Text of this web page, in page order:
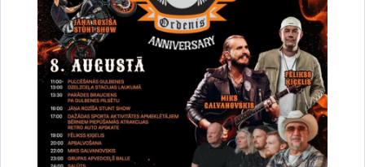
11.2.
juridiskām
personām
MWh 89,14
12.
Siltumenerģija telpu apkurei Rankas
pieslēgtajām ēkām
12.1.
fiziskām
personām
MWh 93,20